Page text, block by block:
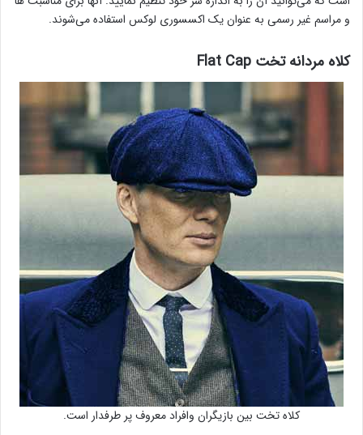
و مراسم غیر رسمی‌ به عنوان یک اکسسوری لوکس استفاده می‌شوند.
کلاه مردانه تخت Flat Cap
کلاه تخت بین بازیگران وافراد معروف پر طرفدار است.